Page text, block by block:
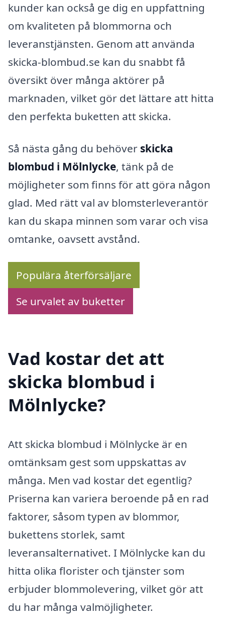
kunder kan också ge dig en uppfattning
om kvaliteten på blommorna och
leveranstjänsten. Genom att använda
skicka-blombud.se kan du snabbt få
översikt över många aktörer på
marknaden, vilket gör det lättare att hitta
den perfekta buketten att skicka.
Så nästa gång du behöver skicka
blombud i Mölnlycke, tänk på de
möjligheter som finns för att göra någon
glad. Med rätt val av blomsterleverantör
kan du skapa minnen som varar och visa
omtanke, oavsett avstånd.
Populära återförsäljare
Se urvalet av buketter
Vad kostar det att
skicka blombud i
Mölnlycke?
Att skicka blombud i Mölnlycke är en
omtänksam gest som uppskattas av
många. Men vad kostar det egentlig?
Priserna kan variera beroende på en rad
faktorer, såsom typen av blommor,
bukettens storlek, samt
leveransalternativet. I Mölnlycke kan du
hitta olika florister och tjänster som
erbjuder blommolevering, vilket gör att
du har många valmöjligheter.